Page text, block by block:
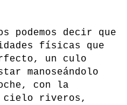
decir que
físicas que
un culo
manoseándolo
con la
cielo riveros,